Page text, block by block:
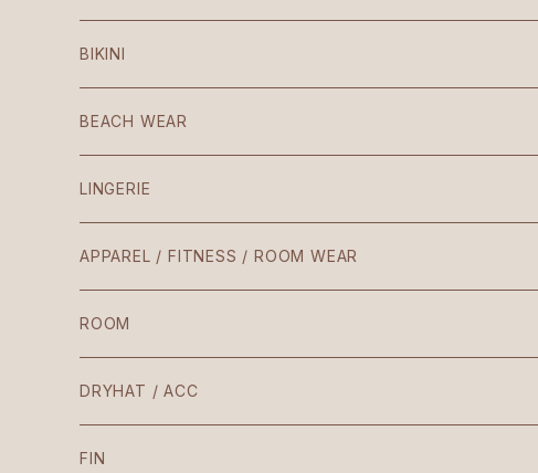
Mezzaluna
American
Patio
Teresa
Laura / Penelope
The Body
VIntage
BIKINI
BEACH WEAR
LINGERIE
APPAREL / FITNESS / ROOM WEAR
ROOM
DRYHAT / ACC
FIN